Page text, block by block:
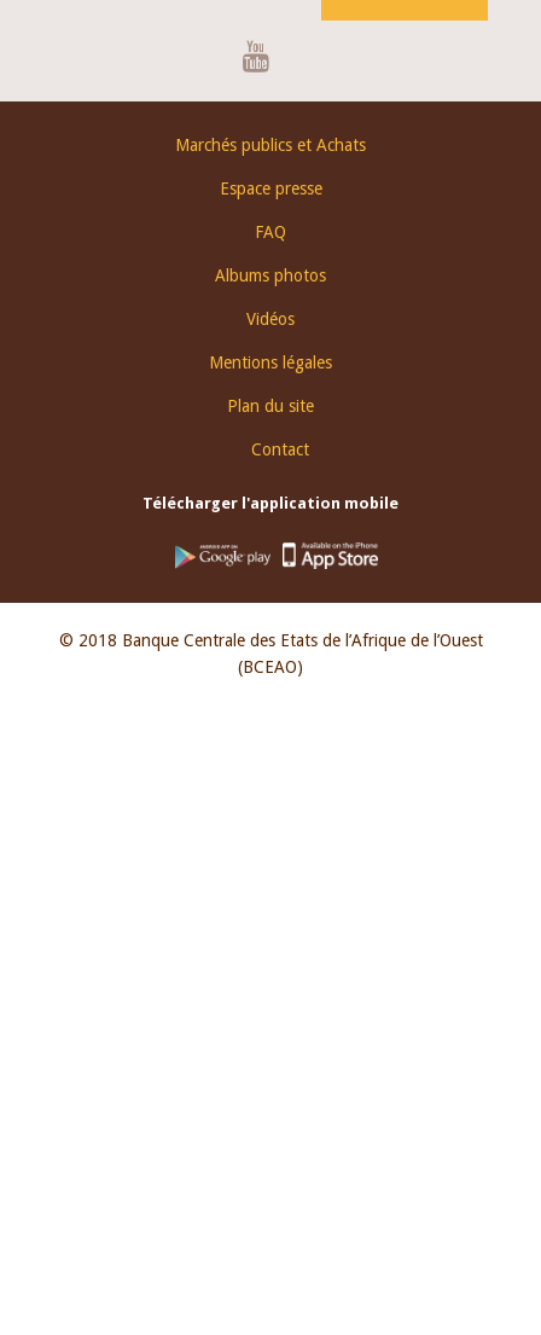
Marchés publics et Achats
Espace presse
FAQ
Albums photos
Vidéos
Mentions légales
Plan du site
Contact
Télécharger l'application mobile
© 2018 Banque Centrale des Etats de l’Afrique de l’Ouest
(BCEAO)